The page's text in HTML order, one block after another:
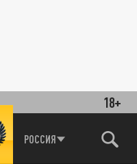
18+
РОССИЯ